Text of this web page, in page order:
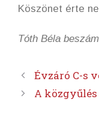
Köszönet érte
Tóth Béla
Évzáró C-s
A